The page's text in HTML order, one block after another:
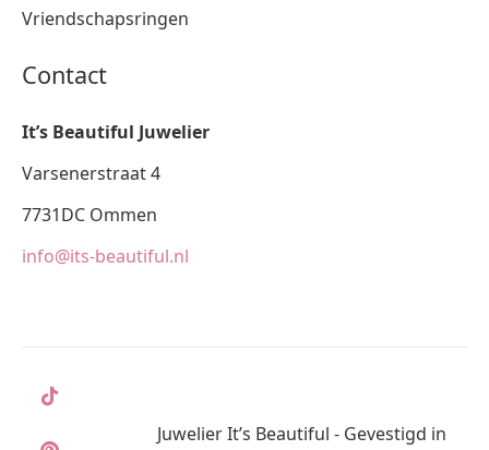
Vriendschapsringen
Contact
It’s Beautiful Juwelier
Varsenerstraat 4
7731DC Ommen
info@its-beautiful.nl
Juwelier It’s Beautiful - Gevestigd in